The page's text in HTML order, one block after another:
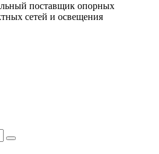
поставщик опорных
сетей и освещения